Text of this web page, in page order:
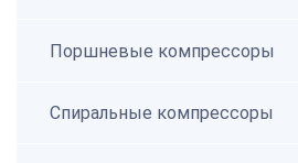
Спиральные
Поршневые компрессоры
Спиральные компрессоры